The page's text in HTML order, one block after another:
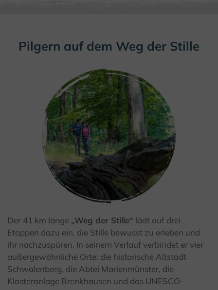
Pilgern auf dem Weg der Stille
© Teutoburger Wald Tourismus / A.Röser
Der 41 km lange „Weg der Stille“ lädt auf drei
Etappen dazu ein, die Stille bewusst zu erleben und
ihr nachzuspüren. In seinem Verlauf verbindet er vier
außergewöhnliche Orte: die historische Altstadt
Schwalenberg, die Abtei Marienmünster, die
Klosteranlage Brenkhausen und das UNESCO-